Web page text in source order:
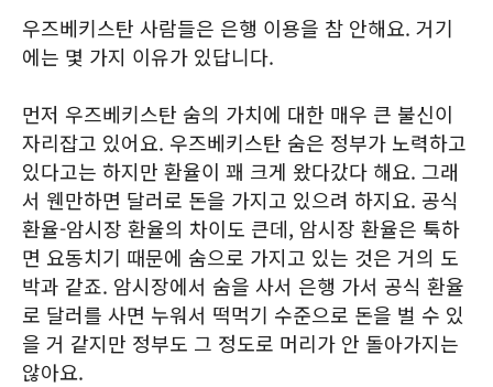
우즈베키스탄 사람들은 은행 이용을 참 안해요. 거기
에는 몇 가지 이유가 있답니다.
먼저 우즈베키스탄 숨의 가치에 대한 매우 큰 불신이
자리잡고 있어요. 우즈베키스탄 숨은 정부가 노력하고
있다고는 하지만 환율이 꽤 크게 왔다갔다 해요. 그래
서 웬만하면 달러로 돈을 가지고 있으려 하지요. 공식
환율-암시장 환율의 차이도 큰데, 암시장 환율은 툭하
면 요동치기 때문에 숨으로 가지고 있는 것은 거의 도
박과 같죠. 암시장에서 숨을 사서 은행 가서 공식 환율
로 달러를 사면 누워서 떡먹기 수준으로 돈을 벌 수 있
을 거 같지만 정부도 그 정도로 머리가 안 돌아가지는
않아요.